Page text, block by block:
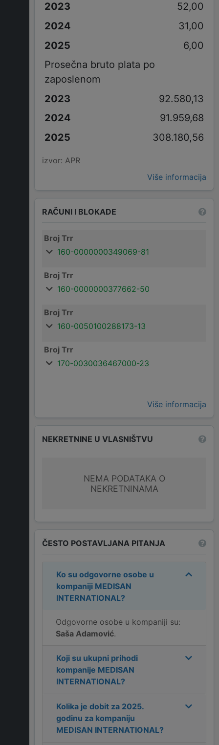
52,00
31,00
6,00
Prosečna bruto plata po
zaposlenom
92.580,13
91.959,68
308.180,56
izvor: APR
Više informacija
RAČUNI I BLOKADE
Broj Trr
160-0000000349069-81
Broj Trr
160-0000000377662-50
Broj Trr
160-0050100288173-13
Broj Trr
170-0030036467000-23
Više informacija
NEKRETNINE U VLASNIŠTVU
NEMA PODATAKA O
NEKRETNINAMA
ČESTO POSTAVLJANA PITANJA
Ko su odgovorne osobe u
kompaniji MEDISAN
INTERNATIONAL?
Odgovorne osobe u kompaniji su:
Saša Adamović.
Koji su ukupni prihodi
kompanije MEDISAN
INTERNATIONAL?
Kolika je dobit za 2025.
godinu za kompaniju
MEDISAN INTERNATIONAL?